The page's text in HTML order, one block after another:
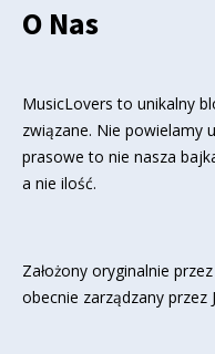
O Nas
MusicLovers to unikalny
związane. Nie powielamy
prasowe to nie nasza
a nie ilość.
Założony oryginalnie
obecnie zarządzany przez